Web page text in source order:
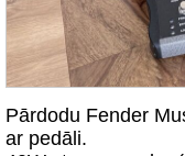
Pārdodu Fender
ar pedāli.